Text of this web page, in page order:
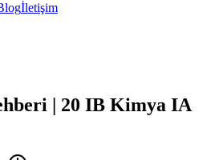
İletişim
| 20 IB Kimya IA